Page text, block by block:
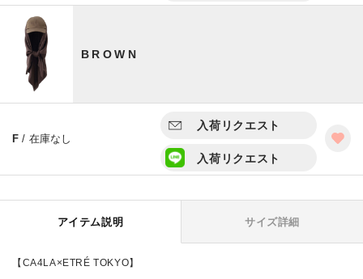
BROWN
F / 在庫なし
入荷リクエスト
入荷リクエスト
アイテム説明 サイズ詳細
【CA4LA×ETRÉ TOKYO】